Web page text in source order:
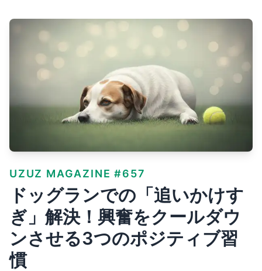
UZUZ MAGAZINE #657
ドッグランでの「追いかけす
ぎ」解決！興奮をクールダウ
ンさせる3つのポジティブ習
慣